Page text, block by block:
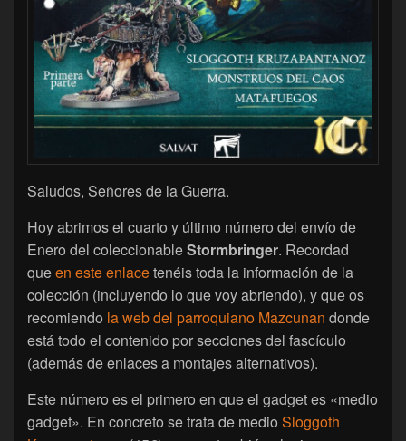
Saludos, Señores de la Guerra.
Hoy abrimos el cuarto y último número del envío de
Enero del coleccionableStormbringer. Recordad
queen este enlacetenéis toda la información de la
colección (incluyendo lo que voy abriendo), y que os
recomiendo la web del parroquiano Mazcunan donde
está todo el contenido por secciones del fascículo
(además de enlaces a montajes alternativos).
Este número es el primero en que el gadget es «medio
gadget». En concreto se trata de medio Sloggoth